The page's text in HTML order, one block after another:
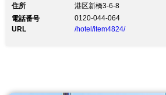
住所
港区新橋3-6-8
電話番号
0120-044-064
URL
/hotel/item4824/